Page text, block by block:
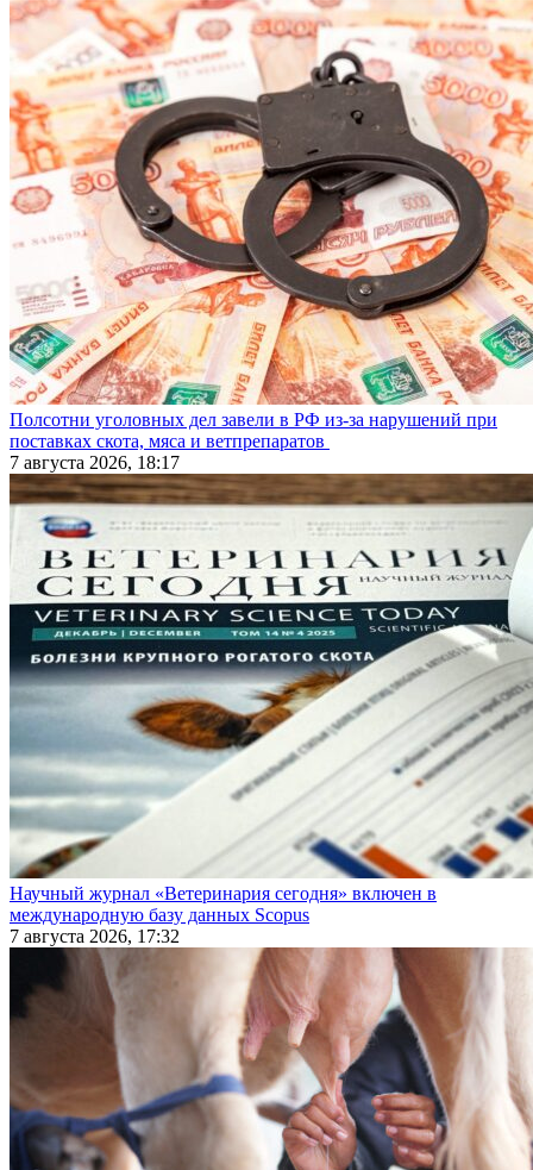
Полсотни уголовных дел завели в РФ из-за нарушений при
поставках скота, мяса и ветпрепаратов
7 августа 2026, 18:17
Научный журнал «Ветеринария сегодня» включен в
международную базу данных Scopus
7 августа 2026, 17:32